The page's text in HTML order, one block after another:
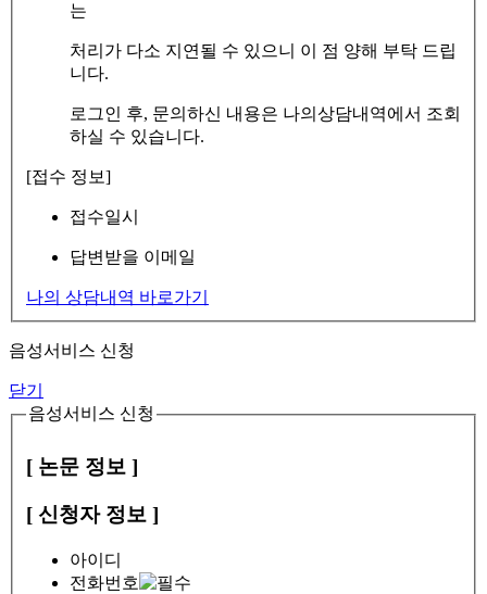
는
처리가 다소 지연될 수 있으니 이 점 양해 부탁 드립
니다.
로그인 후, 문의하신 내용은 나의상담내역에서 조회
하실 수 있습니다.
[접수 정보]
접수일시
답변받을 이메일
나의 상담내역 바로가기
음성서비스 신청
닫기
음성서비스 신청
[ 논문 정보 ]
[ 신청자 정보 ]
아이디
전화번호